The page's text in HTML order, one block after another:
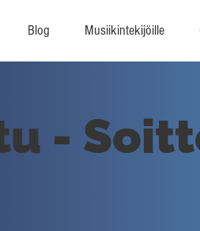
Blog Musiikintekijöille
-